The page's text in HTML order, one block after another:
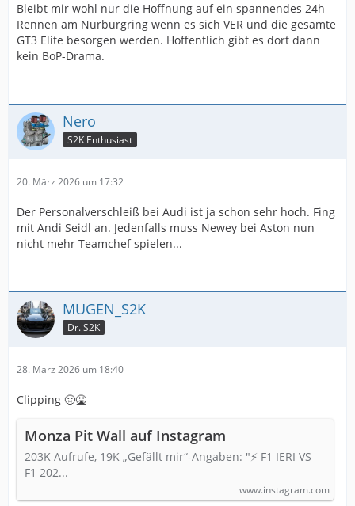
Bleibt mir wohl nur die Hoffnung auf ein spannendes 24h
Rennen am Nürburgring wenn es sich VER und die gesamte
GT3 Elite besorgen werden. Hoffentlich gibt es dort dann
kein BoP-Drama.
Nero
S2K Enthusiast
20. März 2026 um 17:32
Der Personalverschleiß bei Audi ist ja schon sehr hoch. Fing
mit Andi Seidl an. Jedenfalls muss Newey bei Aston nun
nicht mehr Teamchef spielen...
MUGEN_S2K
Dr. S2K
28. März 2026 um 18:40
Clipping 🤢🤮
Monza Pit Wall auf Instagram
203K Aufrufe, 19K „Gefällt mir“-Angaben: "⚡ F1 IERI VS
F1 202...
www.instagram.com